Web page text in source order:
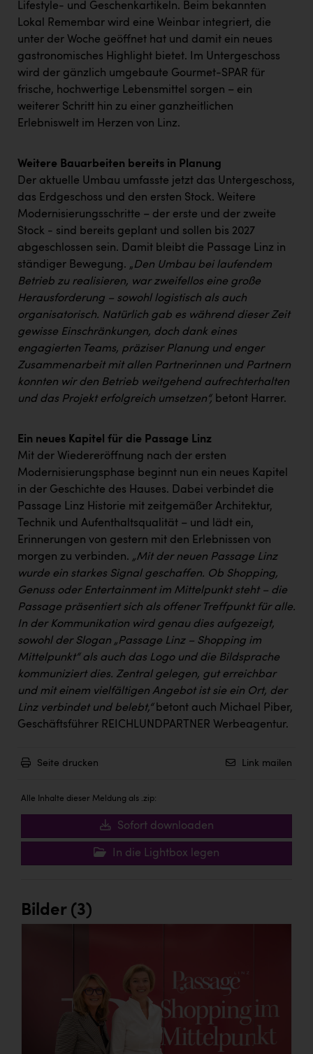
Lifestyle- und Geschenkartikeln. Beim bekannten
Lokal Remembar wird eine Weinbar integriert, die
unter der Woche geöffnet hat und damit ein neues
gastronomisches Highlight bietet. Im Untergeschoss
wird der gänzlich umgebaute Gourmet-SPAR für
frische, hochwertige Lebensmittel sorgen – ein
weiterer Schritt hin zu einer ganzheitlichen
Erlebniswelt im Herzen von Linz.
Weitere Bauarbeiten bereits in Planung
Der aktuelle Umbau umfasste jetzt das Untergeschoss,
das Erdgeschoss und den ersten Stock. Weitere
Modernisierungsschritte – der erste und der zweite
Stock - sind bereits geplant und sollen bis 2027
abgeschlossen sein. Damit bleibt die Passage Linz in
ständiger Bewegung. „Den Umbau bei laufendem
Betrieb zu realisieren, war zweifellos eine große
Herausforderung – sowohl logistisch als auch
organisatorisch. Natürlich gab es während dieser Zeit
gewisse Einschränkungen, doch dank eines
engagierten Teams, präziser Planung und enger
Zusammenarbeit mit allen Partnerinnen und Partnern
konnten wir den Betrieb weitgehend aufrechterhalten
und das Projekt erfolgreich umsetzen“, betont Harrer.
Ein neues Kapitel für die Passage Linz
Mit der Wiedereröffnung nach der ersten
Modernisierungsphase beginnt nun ein neues Kapitel
in der Geschichte des Hauses. Dabei verbindet die
Passage Linz Historie mit zeitgemäßer Architektur,
Technik und Aufenthaltsqualität – und lädt ein,
Erinnerungen von gestern mit den Erlebnissen von
morgen zu verbinden. „Mit der neuen Passage Linz
wurde ein starkes Signal geschaffen. Ob Shopping,
Genuss oder Entertainment im Mittelpunkt steht – die
Passage präsentiert sich als offener Treffpunkt für alle.
In der Kommunikation wird genau dies aufgezeigt,
sowohl der Slogan „Passage Linz – Shopping im
Mittelpunkt“ als auch das Logo und die Bildsprache
kommuniziert dies. Zentral gelegen, gut erreichbar
und mit einem vielfältigen Angebot ist sie ein Ort, der
Linz verbindet und belebt,“ betont auch Michael Piber,
Geschäftsführer REICHLUNDPARTNER Werbeagentur.
Seite drucken Link mailen
Alle Inhalte dieser Meldung als .zip:
Sofort downloaden
In die Lightbox legen
Bilder (3)